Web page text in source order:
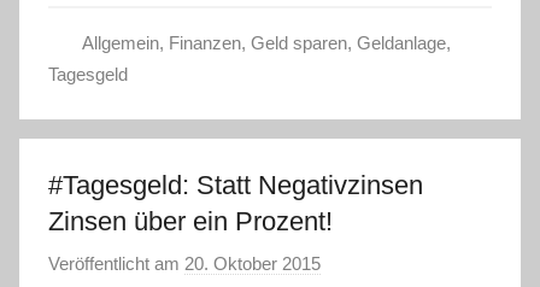
Allgemein, Finanzen, Geld sparen, Geldanlage,
Tagesgeld
#Tagesgeld: Statt Negativzinsen
Zinsen über ein Prozent!
Veröffentlicht am 20. Oktober 2015